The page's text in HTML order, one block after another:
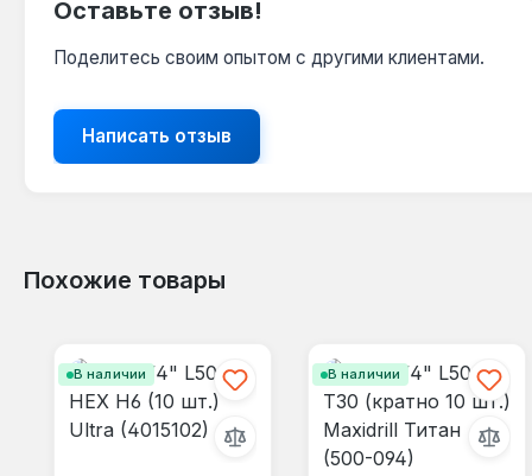
Оставьте отзыв!
Поделитесь своим опытом с другими клиентами.
Написать отзыв
Похожие товары
В наличии В наличии